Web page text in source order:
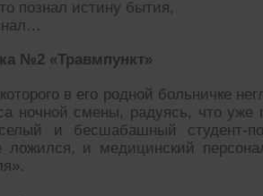
познал истину бытия,
№2 «Травмпункт»
в его родной больничке
ночной смены, радуясь, что
и бесшабашный студент-
ложился, и медицинский